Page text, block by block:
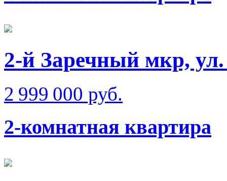
2-й Заречный мкр,
2 999 000 руб.
2-комнатная квартира